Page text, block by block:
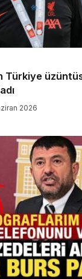
Türkiye
2026